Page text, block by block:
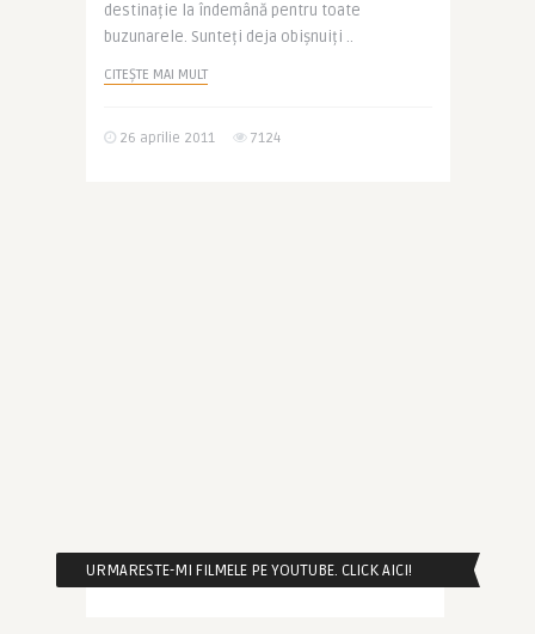
destinație la îndemână pentru toate
buzunarele. Sunteți deja obișnuiți ..
CITEȘTE MAI MULT
26 aprilie 2011 7124
URMARESTE-MI FILMELE PE YOUTUBE. CLICK AICI!